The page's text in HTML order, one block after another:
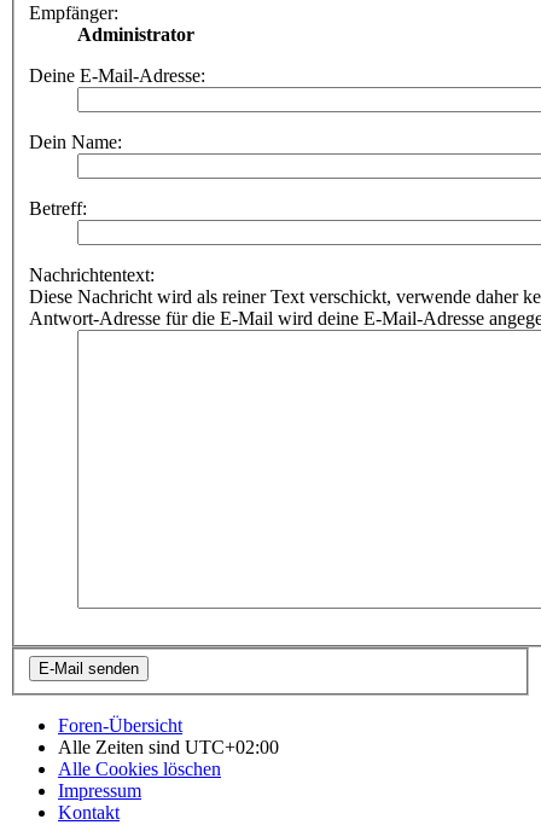
Empfänger:
Administrator
Deine E-Mail-Adresse:
Dein Name:
Betreff:
Nachrichtentext:
Diese Nachricht wird als reiner Text verschickt, verwende daher
Antwort-Adresse für die E-Mail wird deine E-Mail-Adresse
Foren-Übersicht
Alle Zeiten sind UTC+02:00
Alle Cookies löschen
Impressum
Kontakt